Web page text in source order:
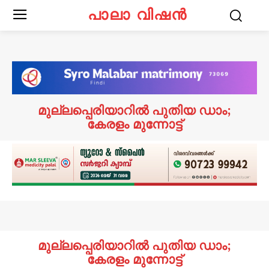
പാലാ വിഷൻ
മുല്ലപ്പെരിയാറിൽ പുതിയ ഡാം;
കേരളം മുന്നോട്ട്
മുല്ലപ്പെരിയാറിൽ പുതിയ ഡാം;
കേരളം മുന്നോട്ട്